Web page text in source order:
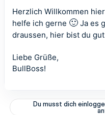
Herzlich Willkommen
helfe ich gerne 🙂 Ja es
draussen, hier bist du
Liebe Grüße,
BullBoss!
Du musst dich